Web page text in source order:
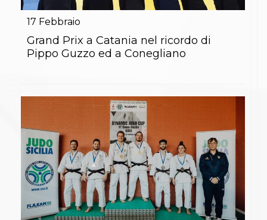
17 Febbraio
Grand Prix a Catania nel ricordo di
Pippo Guzzo ed a Conegliano